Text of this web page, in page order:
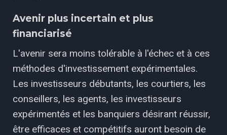
Avenir plus incertain et plus
financiarisé
L'avenir sera moins tolérable à l'échec et à ces
méthodes d'investissement expérimentales.
Les investisseurs débutants, les courtiers, les
conseillers, les agents, les investisseurs
expérimentés et les banquiers désirant réussir,
être efficaces et compétitifs auront besoin de